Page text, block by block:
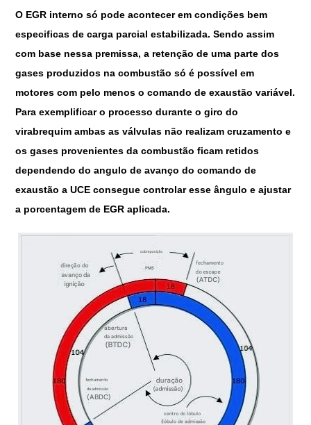
O EGR interno só pode acontecer em condições bem
especificas de carga parcial estabilizada. Sendo assim
com base nessa premissa, a retenção de uma parte dos
gases produzidos na combustão só é possível em
motores com pelo menos o comando de exaustão variável.
Para exemplificar o processo durante o giro do
virabrequim ambas as válvulas não realizam cruzamento e
os gases provenientes da combustão ficam retidos
dependendo do angulo de avanço do comando de
exaustão a UCE consegue controlar esse ângulo e ajustar
a porcentagem de EGR aplicada.